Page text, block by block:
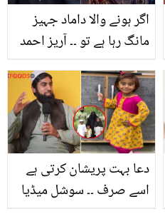
اگر ہونے والا داماد جہیز
مانگ رہا ہے تو ۔۔ آریز احمد
متعلق کیا مشورہ دے ڈالا؟
دعا بہت پریشان کرتی ہے
اسے صرف ۔۔ سوشل میڈیا